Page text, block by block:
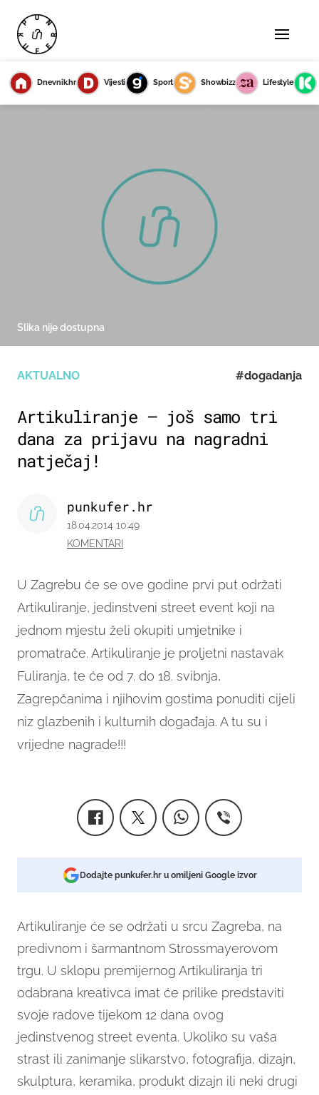
Dnevnik.hr Vijesti Sport Showbizz Lifestyle
AKTUALNO #dogadanja
Artikuliranje – još samo tri
dana za prijavu na nagradni
natječaj!
U Zagrebu će se ove godine prvi put održati
Artikuliranje, jedinstveni street event koji na
jednom mjestu želi okupiti umjetnike i
promatrače. Artikuliranje je proljetni nastavak
Fuliranja, te će od 7. do 18. svibnja,
Zagrepčanima i njihovim gostima ponuditi cijeli
niz glazbenih i kulturnih događaja. A tu su i
vrijedne nagrade!!!
punkufer.hr
18.04.2014 10:49
KOMENTARI
Slika nije dostupna
Dodajte punkufer.hr u omiljeni Google izvor
Artikuliranje će se održati u srcu Zagreba, na
predivnom i šarmantnom Strossmayerovom
trgu. U sklopu premijernog Artikuliranja tri
odabrana kreativca imat će prilike predstaviti
svoje radove tijekom 12 dana ovog
jedinstvenog street eventa. Ukoliko su vaša
strast ili zanimanje slikarstvo, fotografija, dizajn,
skulptura, keramika, produkt dizajn ili neki drugi